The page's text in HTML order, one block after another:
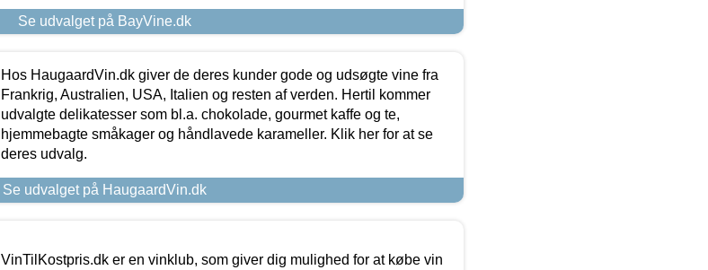
Se udvalget på BayVine.dk
Hos HaugaardVin.dk giver de deres kunder gode og udsøgte vine fra
Frankrig, Australien, USA, Italien og resten af verden. Hertil kommer
udvalgte delikatesser som bl.a. chokolade, gourmet kaffe og te,
hjemmebagte småkager og håndlavede karameller. Klik her for at se
deres udvalg.
Se udvalget på HaugaardVin.dk
VinTilKostpris.dk er en vinklub, som giver dig mulighed for at købe vin